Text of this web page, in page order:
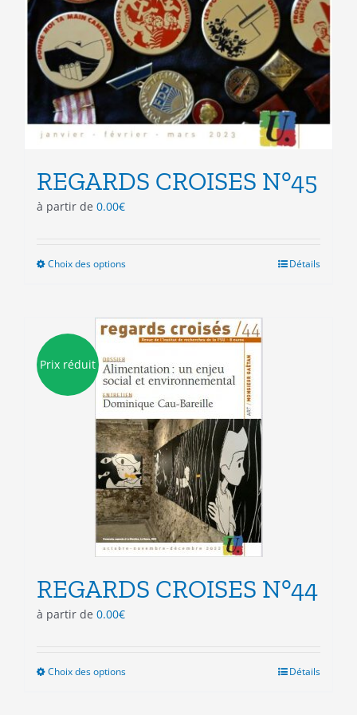
REGARDS CROISES N°45
à partir de 0.00€
Choix des optionsCe
plusieurs
variations.
options
peuvent
être
choisies
sur
la
page
du
produit
Détails
Prix réduit
REGARDS CROISES N°44
à partir de 0.00€
Choix des optionsCe
Détails